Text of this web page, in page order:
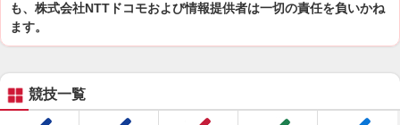
も、株式会社NTTドコモおよび情報提供者は一切の責任を負いかね
ます。
競技一覧